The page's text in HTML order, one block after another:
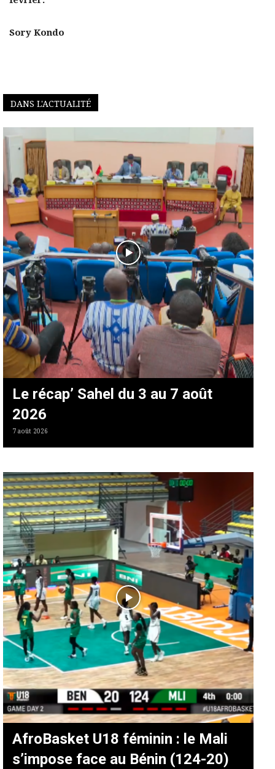
Sory Kondo
DANS L'ACTUALITÉ
Le récap’ Sahel du 3 au 7 août
2026
7 août 2026
AfroBasket U18 féminin : le Mali
s’impose face au Bénin (124-20)